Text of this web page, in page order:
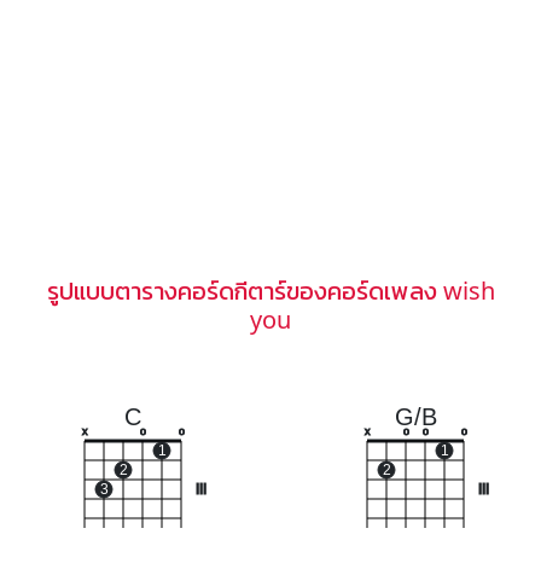
รูปแบบตารางคอร์ดกีตาร์ของคอร์ดเพลง wish
you
C
x
3
2
o
1
o
G/B
x
2
o o
1
o